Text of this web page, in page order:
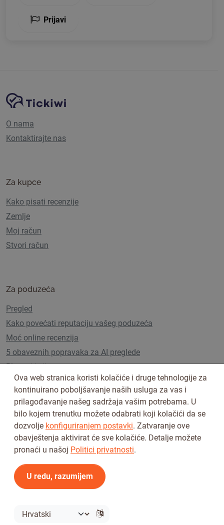
Prijavi
Navigacija stranice
Tickiwi platforma
O nama
Kontaktirajte nas
Za kupce
Kako pisati recenzije
Zemlje
Moj račun
Stvori račun
Za poduzeća
Pregled
Kako povećati reputaciju vašeg poduzeća
Moć online recenzija
5 obaveznih popravaka za AI preglede
Planovi i cijene
Pratite nas na
© 2026 Tickiwi - Sva prava pridržana
Ova web stranica koristi kolačiće i druge tehnologije za
kontinuirano poboljšavanje naših usluga za vas i
prilagođavanje našeg sadržaja vašim potrebama. U
bilo kojem trenutku možete odabrati koji kolačići da se
dozvolje konfiguriranjem postavki. Zatvaranje ove
obavještenja aktivirat će sve kolačiće. Detalje možete
pronaći u našoj Politici privatnosti.
U redu, razumijem